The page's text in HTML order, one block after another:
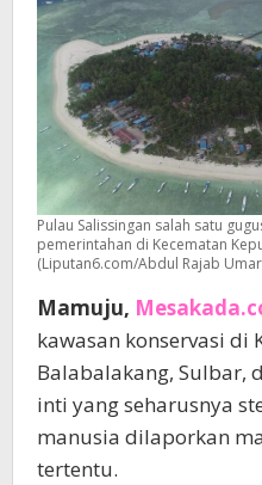
Pulau Salissingan salah satu
pemerintahan di Kecematan
(Liputan6.com/Abdul Rajab
Mamuju,
kawasan konservasi di
Balabalakang, Sulbar,
inti yang seharusnya
manusia dilaporkan
tertentu.